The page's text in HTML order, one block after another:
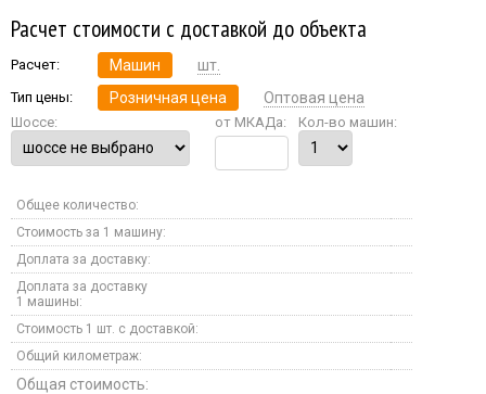
Расчет стоимости с доставкой до объекта
Расчет: Машин шт.
Тип цены: Розничная цена Оптовая цена
Шоссе: от МКАДа: Кол-во машин:
Общее количество:
Стоимость за 1 машину:
Доплата за доставку:
Доплата за доставку
1 машины:
Стоимость 1 шт. с доставкой:
Общий километраж:
Общая стоимость: